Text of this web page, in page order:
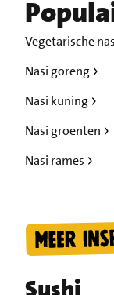
Vegetarische
Nasi goreng
Nasi kuning
Nasi groenten
Nasi rames